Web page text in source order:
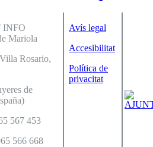
INFO
Mariola
Rosario,
de
567 453
566 668
Avís legal
Accesibilitat
Política de
privacitat